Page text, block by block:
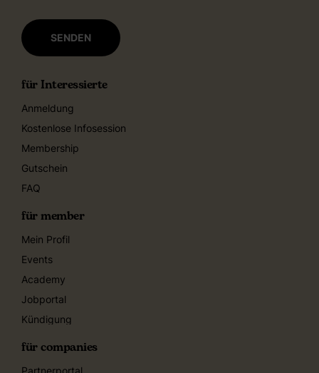
für Interessierte
Anmeldung
Kostenlose Infosession
Membership
Gutschein
FAQ
für member
Mein Profil
Events
Academy
Jobportal
Kündigung
für companies
Partnerportal